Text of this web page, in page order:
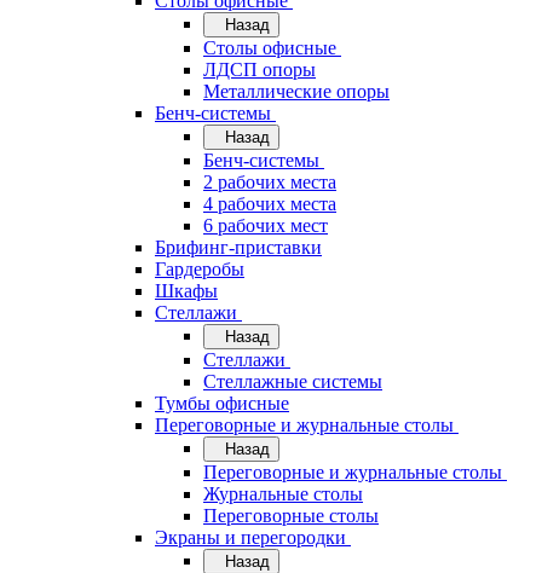
Назад
Cтолы офисные
ЛДСП опоры
Металлические опоры
Бенч-системы
Назад
Бенч-системы
2 рабочих места
4 рабочих места
6 рабочих мест
Брифинг-приставки
Гардеробы
Шкафы
Стеллажи
Назад
Стеллажи
Стеллажные системы
Тумбы офисные
Переговорные и журнальные столы
Назад
Переговорные и журнальные столы
Журнальные столы
Переговорные столы
Экраны и перегородки
Назад